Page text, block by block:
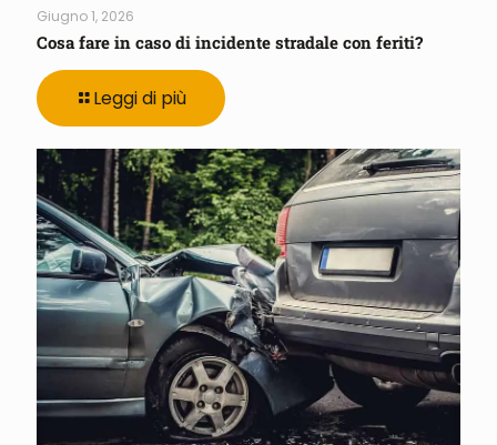
Giugno 1, 2026
Cosa fare in caso di incidente stradale con feriti?
Leggi di più